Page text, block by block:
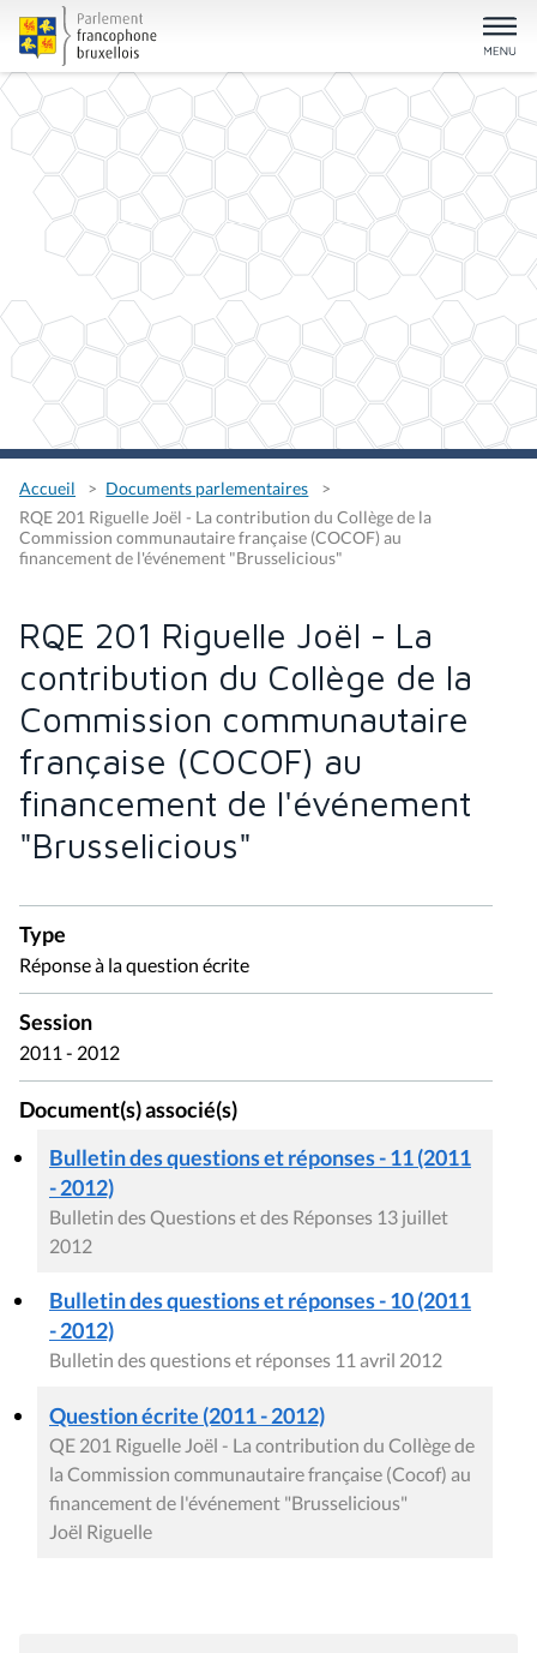
Accueil
Documents parlementaires
RQE 201 Riguelle Joël - La contribution du Collège de la
Commission communautaire française (COCOF) au
financement de l'événement "Brusselicious"
RQE 201 Riguelle Joël - La
contribution du Collège de la
Commission communautaire
française (COCOF) au
financement de l'événement
"Brusselicious"
Type
Réponse à la question écrite
Session
2011 - 2012
Document(s) associé(s)
Bulletin des questions et réponses - 11 (2011
- 2012)
Bulletin des Questions et des Réponses 13 juillet
2012
Bulletin des questions et réponses - 10 (2011
- 2012)
Bulletin des questions et réponses 11 avril 2012
Question écrite (2011 - 2012)
QE 201 Riguelle Joël - La contribution du Collège de
la Commission communautaire française (Cocof) au
financement de l'événement "Brusselicious"
Joël Riguelle